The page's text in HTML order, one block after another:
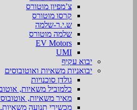
צ’מפיון מוטורס
קרסו מוטורס
ש.י.ר-שלמה
שלמה מוטורס
EV Motors
UMI
יבוא עקיף
יבואניות משאיות ואוטובוסים
גולדן סוכנויות
כלמוביל משאיות,
מאיר משאיות,
מכשירי תנועה משאיות,